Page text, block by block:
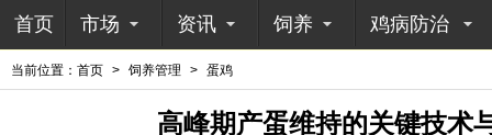
首页 市场 资讯 饲养 鸡病防治
当前位置： 首页 > 饲养管理 > 蛋鸡
高峰期产蛋维持的关键技术